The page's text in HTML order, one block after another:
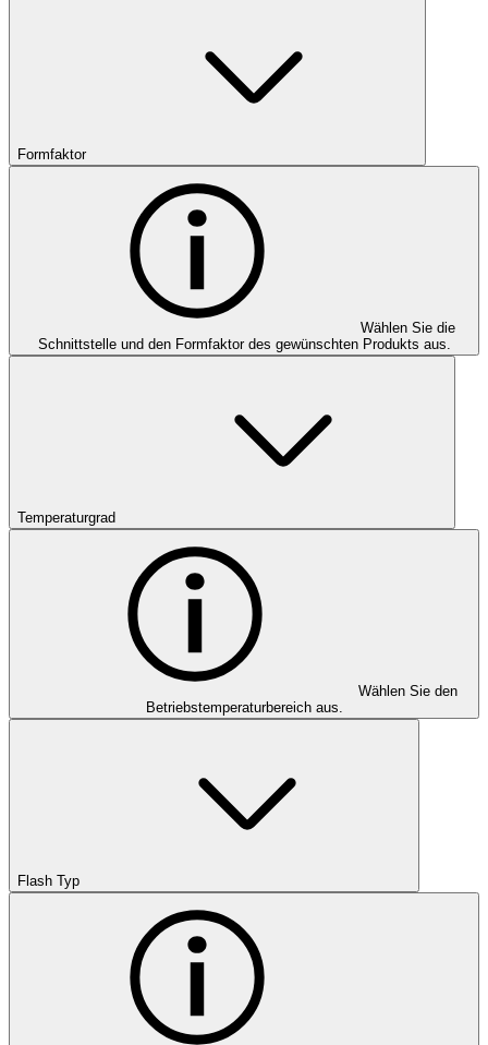
Formfaktor
Wählen Sie die
Schnittstelle und den Formfaktor des gewünschten Produkts aus.
Temperaturgrad
Wählen Sie den
Betriebstemperaturbereich aus.
Flash Typ